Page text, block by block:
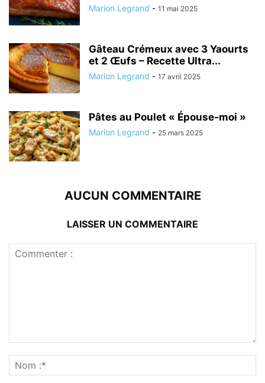
Marion Legrand - 11 mai 2025
Gâteau Crémeux avec 3 Yaourts
et 2 Œufs – Recette Ultra...
Marion Legrand - 17 avril 2025
Pâtes au Poulet « Épouse-moi »
Marion Legrand - 25 mars 2025
AUCUN COMMENTAIRE
LAISSER UN COMMENTAIRE